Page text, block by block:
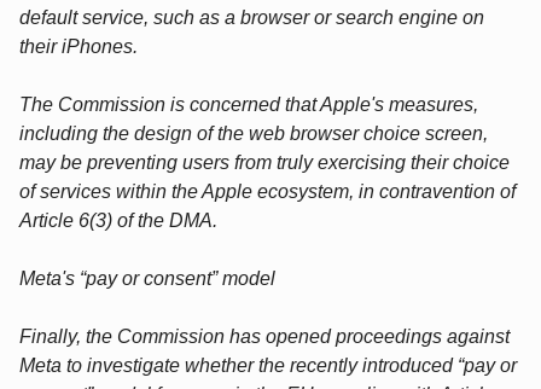
default service, such as a browser or search engine on
their iPhones.
The Commission is concerned that Apple's measures,
including the design of the web browser choice screen,
may be preventing users from truly exercising their choice
of services within the Apple ecosystem, in contravention of
Article 6(3) of the DMA.
Meta's “pay or consent” model
Finally, the Commission has opened proceedings against
Meta to investigate whether the recently introduced “pay or